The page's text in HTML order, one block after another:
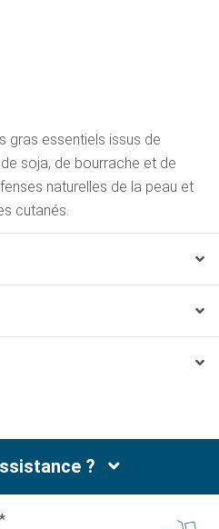
gras essentiels issus de
soja, de bourrache et de
naturelles de la peau et
cutanés.
et Choline) et 1 acide
en synergie, qui stimule la
renforcer la barrière
d’eau transépidermiques.
très hautement
maximale.
d’antioxydants
et lutéine) contribue à
dues au stress
?